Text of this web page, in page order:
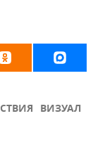
ВИЗУАЛ